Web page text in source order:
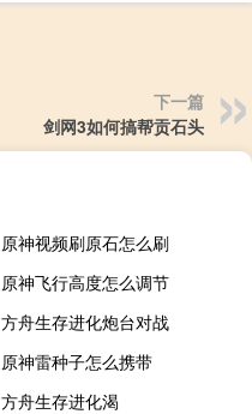
下一篇
剑网3如何搞帮贡石头
原神视频刷原石怎么刷
原神飞行高度怎么调节
方舟生存进化炮台对战
原神雷种子怎么携带
方舟生存进化渴